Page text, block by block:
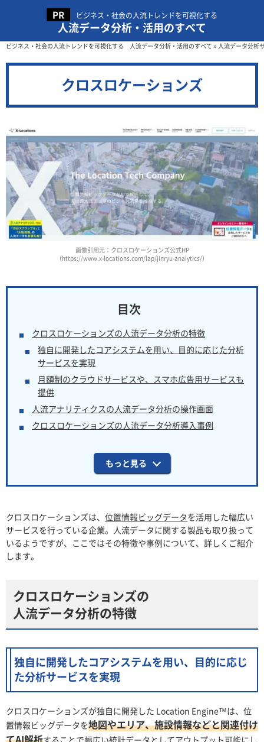
ビジネス・社会の人流トレンドを可視化する
人流データ分析・活用のすべて
ビジネス・社会の人流トレンドを可視化する 人流データ分析・活用のすべて » 人流データ分析
クロスロケーションズ
画像引用元：クロスロケーションズ公式HP
（https://www.x-locations.com/lap/jinryu-analytics/）
クロスロケーションズの人流データ分析の特徴
独自に開発したコアシステムを用い、目的に応じた分析
サービスを実現
月額制のクラウドサービスや、スマホ広告用サービスも
提供
人流アナリティクスの人流データ分析の操作画面
クロスロケーションズの人流データ分析導入事例
もっと見る
クロスロケーションズは、 位置情報ビッグデータを活用した幅広い
サービスを行っている企業。人流データに関する製品も取り扱って
いるようですが、ここではその特徴や事例について、詳しくご紹介
します。
クロスロケーションズの
人流データ分析の特徴
独自に開発したコアシステムを用い、目的に応じ
た分析サービスを実現
クロスロケーションズが独自に開発した Location Engine™は、位
置情報ビッグデータを地図やエリア、施設情報などと関連付け
てAI解析